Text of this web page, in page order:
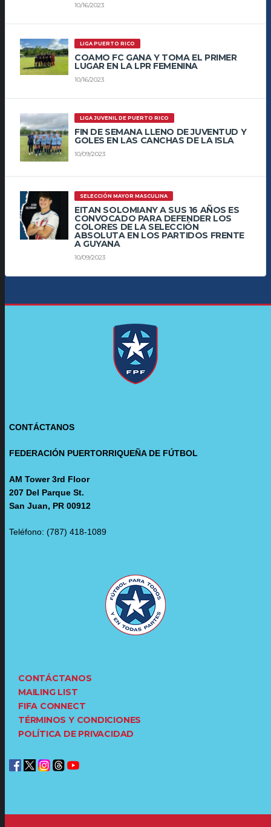
10/16/2023
LIGA PUERTO RICO
COAMO FC GANA Y TOMA EL PRIMER
LUGAR EN LA LPR FEMENINA
10/16/2023
LIGA JUVENIL DE PUERTO RICO
FIN DE SEMANA LLENO DE JUVENTUD Y
GOLES EN LAS CANCHAS DE LA ISLA
10/09/2023
SELECCIÓN MAYOR MASCULINA
EITAN SOLOMIANY A SUS 16 AÑOS ES
CONVOCADO PARA DEFENDER LOS
COLORES DE LA SELECCIÓN
ABSOLUTA EN LOS PARTIDOS FRENTE
A GUYANA
10/09/2023
CONTÁCTANOS
FEDERACIÓN PUERTORRIQUEÑA DE FÚTBOL
AM Tower 3rd Floor
207 Del Parque St.
San Juan, PR 00912
Teléfono: (787) 418-1089
CONTÁCTANOS
MAILING LIST
FIFA CONNECT
TÉRMINOS Y CONDICIONES
POLÍTICA DE PRIVACIDAD